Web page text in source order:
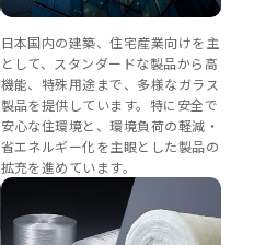
日本国内の建築、住宅産業向けを主
として、スタンダードな製品から高
機能、特殊用途まで、多様なガラス
製品を提供しています。特に安全で
安心な住環境と、環境負荷の軽減・
省エネルギー化を主眼とした製品の
拡充を進めています。